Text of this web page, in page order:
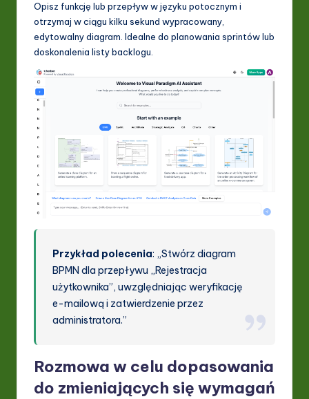
Opisz funkcję lub przepływ w języku potocznym i
otrzymaj w ciągu kilku sekund wypracowany,
edytowalny diagram. Idealne do planowania sprintów lub
doskonalenia listy backlogu.
Przykład polecenia: „Stwórz diagram
BPMN dla przepływu „Rejestracja
użytkownika”, uwzględniając weryfikację
e-mailową i zatwierdzenie przez
administratora.”
Rozmowa w celu dopasowania
do zmieniających się wymagań